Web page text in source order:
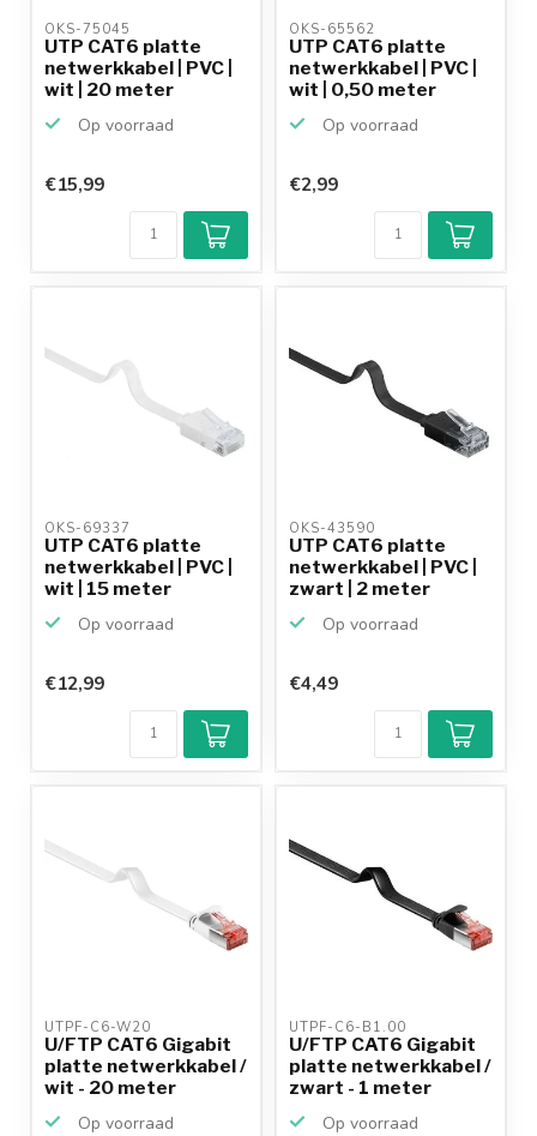
OKS-75045
UTP CAT6 platte
netwerkkabel | PVC |
wit | 20 meter
Op voorraad
€15,99
OKS-65562
UTP CAT6 platte
netwerkkabel | PVC |
wit | 0,50 meter
Op voorraad
€2,99
OKS-69337
UTP CAT6 platte
netwerkkabel | PVC |
wit | 15 meter
Op voorraad
€12,99
OKS-43590
UTP CAT6 platte
netwerkkabel | PVC |
zwart | 2 meter
Op voorraad
9,2/10
Achteraf
betalen mogelijk
€4,49
UTPF-C6-W20
U/FTP CAT6 Gigabit
platte netwerkkabel /
wit - 20 meter
Op voorraad
UTPF-C6-B1.00
U/FTP CAT6 Gigabit
platte netwerkkabel /
zwart - 1 meter
Op voorraad